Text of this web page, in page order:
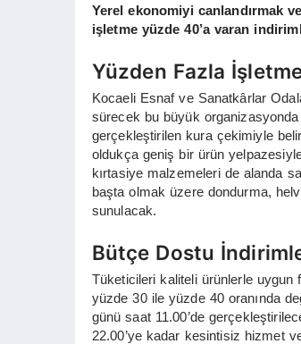
Yerel ekonomiyi canlandırmak
işletme yüzde 40’a varan
Yüzden Fazla
Kocaeli Esnaf ve Sanatkârlar
sürecek bu büyük organizasyonda
gerçekleştirilen kura çekimiyle
oldukça geniş bir ürün
kırtasiye malzemeleri de alanda
başta olmak üzere dondurma,
sunulacak.
Bütçe Dostu
Tüketicileri kaliteli ürünlerle uygun
yüzde 30 ile yüzde 40 oranında
günü saat 11.00’de
22.00’ye kadar kesintisiz hizmet